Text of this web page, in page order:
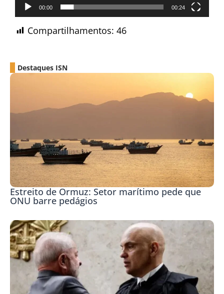
00:00 00:24
Compartilhamentos: 46
Destaques ISN
Estreito de Ormuz: Setor marítimo pede que
ONU barre pedágios